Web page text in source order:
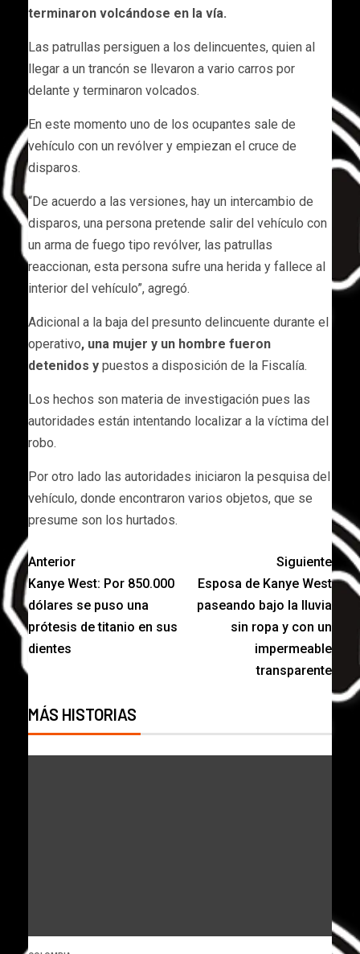
terminaron volcándose en la vía.
Las patrullas persiguen a los delincuentes, quien al
llegar a un trancón se llevaron a vario carros por
delante y terminaron volcados.
En este momento uno de los ocupantes sale de
vehículo con un revólver y empiezan el cruce de
disparos.
“De acuerdo a las versiones, hay un intercambio de
disparos, una persona pretende salir del vehículo con
un arma de fuego tipo revólver, las patrullas
reaccionan, esta persona sufre una herida y fallece al
interior del vehículo”, agregó.
Adicional a la baja del presunto delincuente durante el
operativo, una mujer y un hombre fueron
detenidos y puestos a disposición de la Fiscalía.
Los hechos son materia de investigación pues las
autoridades están intentando localizar a la víctima del
robo.
Por otro lado las autoridades iniciaron la pesquisa del
vehículo, donde encontraron varios objetos, que se
presume son los hurtados.
Anterior
Kanye West: Por 850.000
dólares se puso una
prótesis de titanio en sus
dientes
Siguiente
Esposa de Kanye West
paseando bajo la lluvia
sin ropa y con un
impermeable
transparente
MÁS HISTORIAS